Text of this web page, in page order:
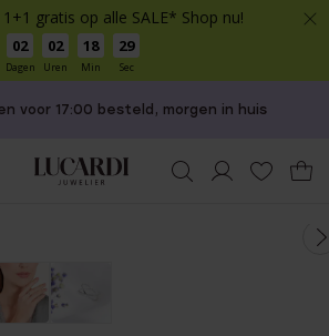
gratis op alle SALE* Shop nu!
02
Dagen
02
Uren
18
Min
29
Sec
voor 17:00 besteld, morgen in huis